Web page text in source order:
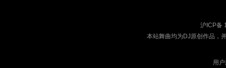
沪ICP备
本站舞曲均为DJ原创作品，
用